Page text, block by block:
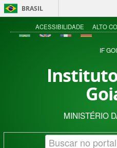
BRASIL
ACESSIBILIDADE ALTO
IF
MINISTÉRIO